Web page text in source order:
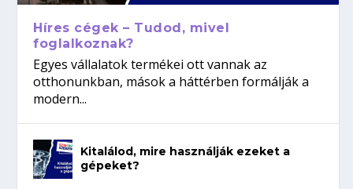
Híres cégek – Tudod, mivel
foglalkoznak?
Egyes vállalatok termékei ott vannak az
otthonunkban, mások a háttérben formálják a
modern...
Kitalálod, mire használják ezeket a
gépeket?